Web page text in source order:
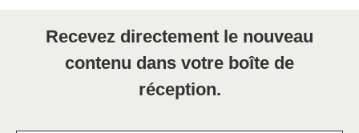
Recevez directement le nouveau
contenu dans votre boîte de
réception.